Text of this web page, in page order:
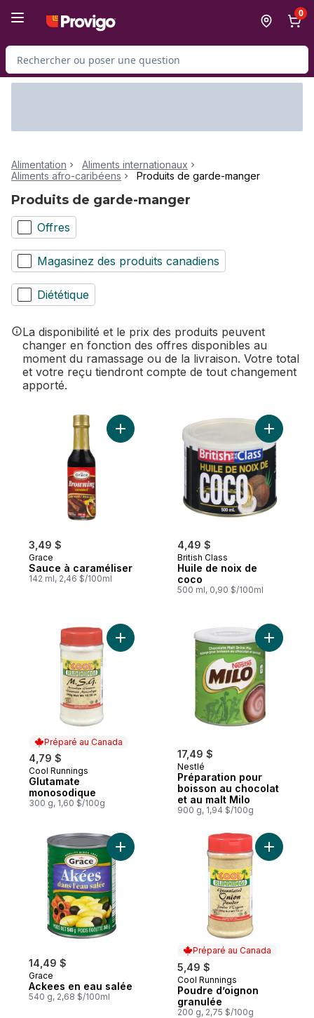
0
Rechercher des produits
Alimentation
Aliments internationaux
Aliments afro-caribéens
Produits de garde-manger
Produits de garde-manger
Offres
Magasinez des produits canadiens
Diététique
La disponibilité et le prix des produits peuvent
changer en fonction des offres disponibles au
moment du ramassage ou de la livraison. Votre total
et votre reçu tiendront compte de tout changement
apporté.
3,49 $
Grace
Sauce à caraméliser
142 ml, 2,46 $/100ml
Ajouter Sauce à caraméliser au panier
4,49 $
British Class
Huile de noix de
coco
500 ml, 0,90 $/100ml
Ajouter
Préparé au Canada
4,79 $
Préparé au Canada
Cool Runnings
Glutamate
monosodique
300 g, 1,60 $/100g
Ajouter Glutamate monosodique au panier
17,49 $
Nestlé
Préparation pour
boisson au chocolat
et au malt Milo
900 g, 1,94 $/100g
Ajouter
14,49 $
Grace
Ackees en eau salée
540 g, 2,68 $/100ml
Ajouter Ackees en eau salée au panier
Préparé au Canada
5,49 $
Préparé au Canada
Cool Runnings
Poudre d’oignon
granulée
200 g, 2,75 $/100g
Ajouter